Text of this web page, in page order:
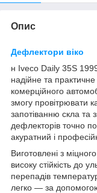
Опис
Дефлектори віко
н Iveco Daily 35S
надійне та
комерційного
змогу провітрювати
запотіванню скла та
дефлекторів точно
акуратний і
Виготовлені з
високу стійкість до
перепадів
легко — за